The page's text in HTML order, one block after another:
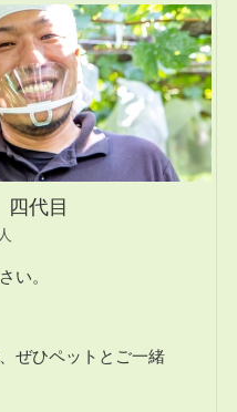
代目
い。
ぜひペットとご一緒